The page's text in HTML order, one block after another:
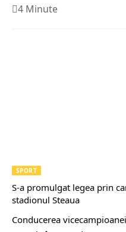
4 Minute
SPORT
S-a promulgat legea prin
stadionul Steaua
Conducerea